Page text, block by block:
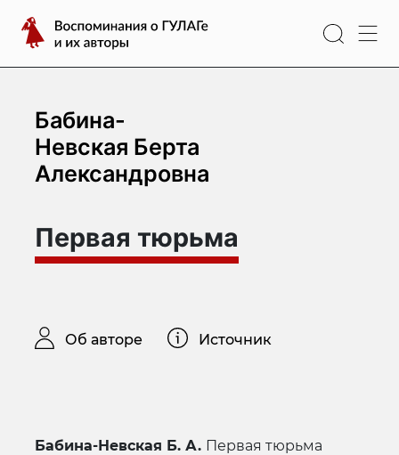
содержимому
Воспоминания
о
ГУЛАГе
их
авторы
Бабина-
Невская Берта
Александровна
Первая тюрьма
Об авторе Источник
Бабина-Невская Б. А. Первая тюрьма